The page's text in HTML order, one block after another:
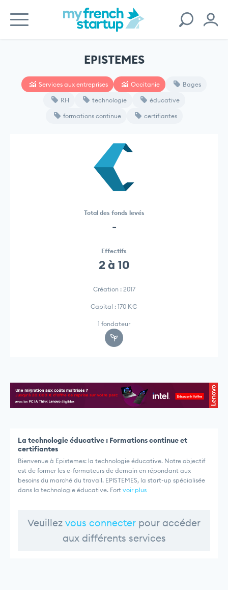
EPISTEMES
Services aux entreprises Occitanie Bages
RH technologie éducative
formations continue certifiantes
Total des fonds levés
-
Effectifs
2 à 10
Création : 2017
Capital : 170 K€
1 fondateur
La technologie éducative : Formations continue et
certifiantes
Bienvenue à Epistemes: la technologie éducative. Notre objectif
est de former les e-formateurs de demain en répondant aux
besoins du marché du travail. EPISTEMES, la start-up spécialisée
dans la technologie éducative. Fort voir plus
Veuillez vous connecter pour accéder
aux différents services